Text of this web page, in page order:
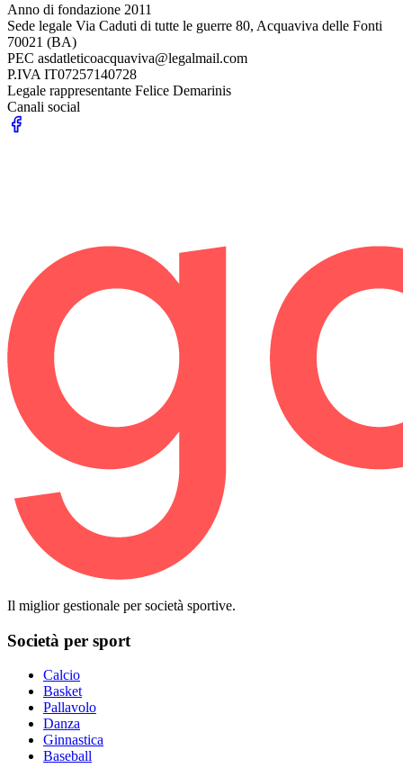
Anno di fondazione 2011
Sede legale Via Caduti di tutte le guerre 80, Acquaviva delle Fonti
70021 (BA)
PEC asdatleticoacquaviva@legalmail.com
P.IVA IT07257140728
Legale rappresentante Felice Demarinis
Canali social
Il miglior gestionale per società sportive.
Società per sport
Calcio
Basket
Pallavolo
Danza
Ginnastica
Baseball